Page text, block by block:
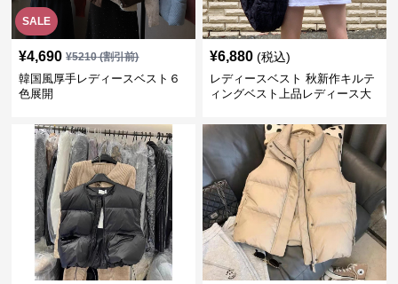
SALE
¥4,690 ¥5210(割引前)
韓国風厚手レディースベスト６
色展開
¥6,880 (税込)
レディースベスト 秋新作キルテ
ィングベスト上品レディース大